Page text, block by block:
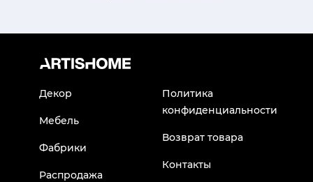
Декор
Мебель
Фабрики
Распродажа
Политика
конфиденциальности
Возврат товара
Контакты